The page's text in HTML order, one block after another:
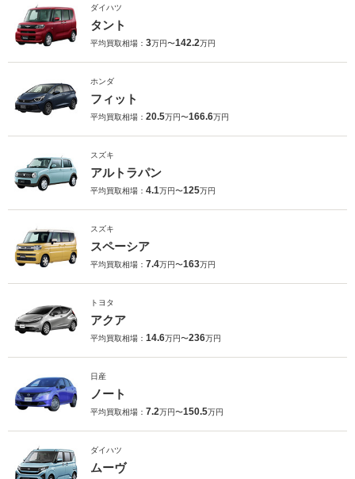
ダイハツ
タント
平均買取相場： 3万円〜142.2万円
ホンダ
フィット
平均買取相場： 20.5万円〜166.6万円
スズキ
アルトラパン
平均買取相場： 4.1万円〜125万円
スズキ
スペーシア
平均買取相場： 7.4万円〜163万円
トヨタ
アクア
平均買取相場： 14.6万円〜236万円
日産
ノート
平均買取相場： 7.2万円〜150.5万円
ダイハツ
ムーヴ